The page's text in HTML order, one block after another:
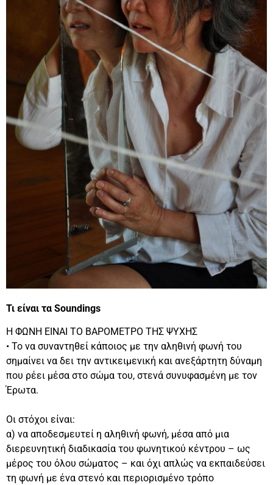
Τι είναι τα Soundings
Η ΦΩΝΗ ΕΙΝΑΙ ΤΟ ΒΑΡΟΜΕΤΡΟ ΤΗΣ ΨΥΧΗΣ
• Το να συναντηθεί κάποιος με την αληθινή φωνή του
σημαίνει να δει την αντικειμενική και ανεξάρτητη δύναμη
που ρέει μέσα στο σώμα του, στενά συνυφασμένη με τον
Έρωτα.
Οι στόχοι είναι:
α) να αποδεσμευτεί η αληθινή φωνή, μέσα από μια
διερευνητική διαδικασία του φωνητικού κέντρου – ως
μέρος του όλου σώματος – και όχι απλώς να εκπαιδεύσει
τη φωνή με ένα στενό και περιορισμένο τρόπο